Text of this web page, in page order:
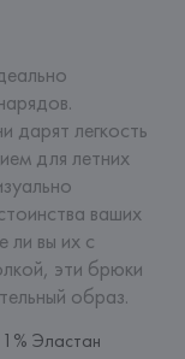
дарят легкость
для летних
ваших
ли вы их с
эти брюки
образ.
Эластан